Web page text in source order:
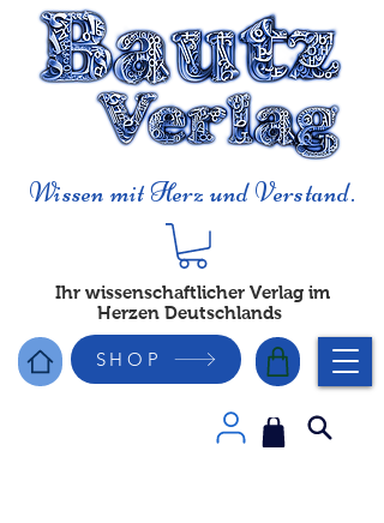
Wissen mit Herz und Verstand.
Ihr wissenschaftlicher Verlag im
Herzen Deutschlands
SHOP